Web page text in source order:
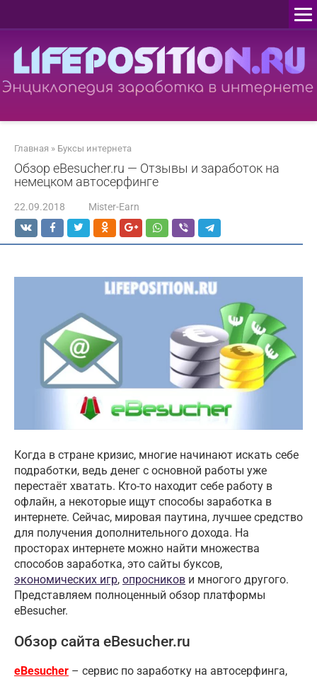
Главная » Буксы интернета
Обзор eBesucher.ru — Отзывы и заработок на
немецком автосерфинге
22.09.2018 Mister-Earn
Когда в стране кризис, многие начинают искать себе
подработки, ведь денег с основной работы уже
перестаёт хватать. Кто-то находит себе работу в
офлайн, а некоторые ищут способы заработка в
интернете. Сейчас, мировая паутина, лучшее средство
для получения дополнительного дохода. На
просторах интернете можно найти множества
способов заработка, это сайты буксов,
экономических игр, опросников и многого другого.
Представляем полноценный обзор платформы
eBesucher.
Обзор сайта eBesucher.ru
eBesucher – сервис по заработку на автосерфинга,